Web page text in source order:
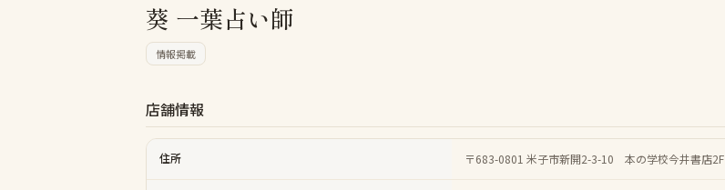
葵 一葉占い師
情報掲載
店舗情報
住所 〒683-0801 米子市新開2-3-10 本の学校今井書店2F